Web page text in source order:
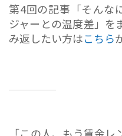
第4回の記事「そんな
ジャーとの温度差」を
み返したい方はこちら